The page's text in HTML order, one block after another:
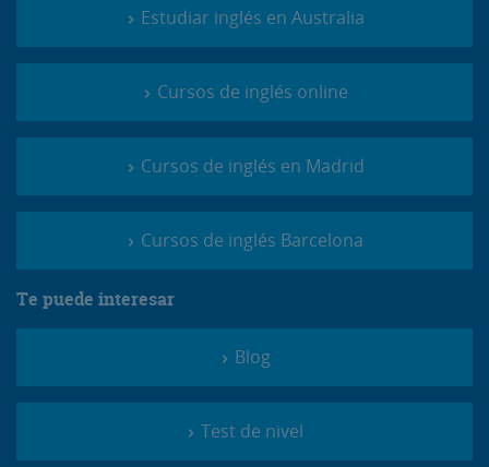
Estudiar inglés en Australia
Cursos de inglés online
Cursos de inglés en Madrid
Cursos de inglés Barcelona
Te puede interesar
Blog
Test de nivel